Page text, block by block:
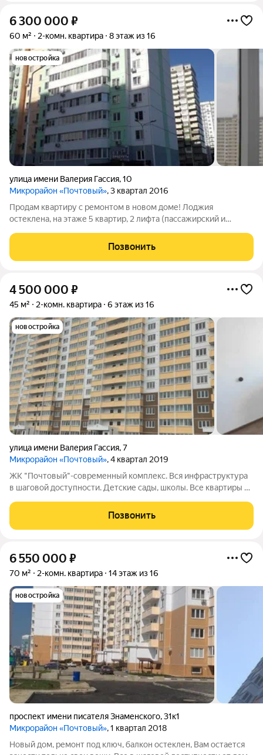
6 300 000 ₽
60 м² 2-комн. квартира 8 этаж из 16
новостройка
улица имени Валерия Гассия,10
Микрорайон «Почтовый», 3 квартал 2016
Продам квартиру с ремонтом в новом доме! Лоджия
остеклена, на этаже 5 квартир, 2 лифта (пассажирский и
транспорта, магазины Пятерочка и Магнит. Подробности по
телефону!
Позвонить
4 500 000 ₽
45 м² 2-комн. квартира 6 этаж из 16
новостройка
улица имени Валерия Гассия,7
Микрорайон «Почтовый», 4 квартал 2019
ЖК "Почтовый"-современный комплекс. Вся инфраструктура
в шаговой доступности. Детские сады, школы. Все квартиры с
площадкой. ФЗ-214. Ипотека, мат. капитал, рассрочка. Звоните,
с удовольствием отвечу
Позвонить
6 550 000 ₽
70 м² 2-комн. квартира 14 этаж из 16
новостройка
проспект имени писателя Знаменского,31к1
Микрорайон «Почтовый», 1 квартал 2018
Новый дом, ремонт под ключ, балкон остеклен, Вам остается